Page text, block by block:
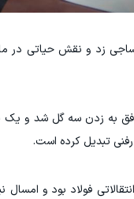
زد و نقش حیاتی در
به زدن سه گل شد و
تبدیل کرده است.
فولاد بود و امسال